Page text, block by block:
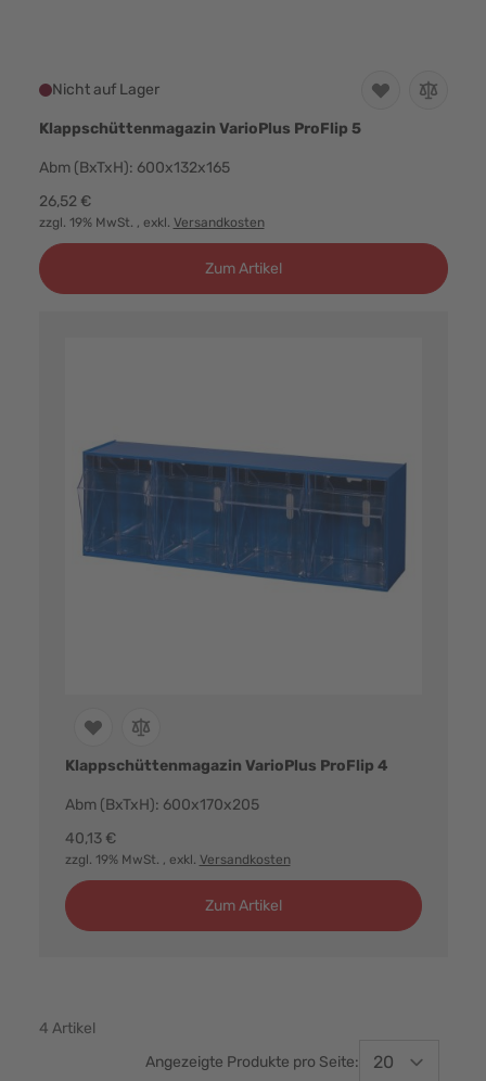
Nicht auf Lager
Klappschüttenmagazin VarioPlus ProFlip 5
Abm (BxTxH): 600x132x165
26,52 €
zzgl. 19% MwSt. , exkl. Versandkosten
Zum Artikel
Klappschüttenmagazin VarioPlus ProFlip 4
Abm (BxTxH): 600x170x205
40,13 €
zzgl. 19% MwSt. , exkl. Versandkosten
Zum Artikel
4 Artikel
Angezeigte Produkte pro Seite: